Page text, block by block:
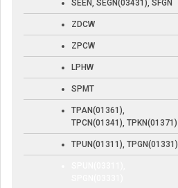
SEEN, SEGN(03431), SFGN
ZDCW
ZPCW
LPHW
SPMT
TPAN(01361),
TPCN(01341), TPKN(01371)
TPUN(01311), TPGN(01331)